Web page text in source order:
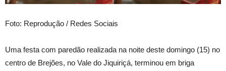
Foto: Reprodução / Redes Sociais
Uma festa com paredão realizada na noite deste domingo (15) no
centro de Brejões, no Vale do Jiquiriçá, terminou em briga